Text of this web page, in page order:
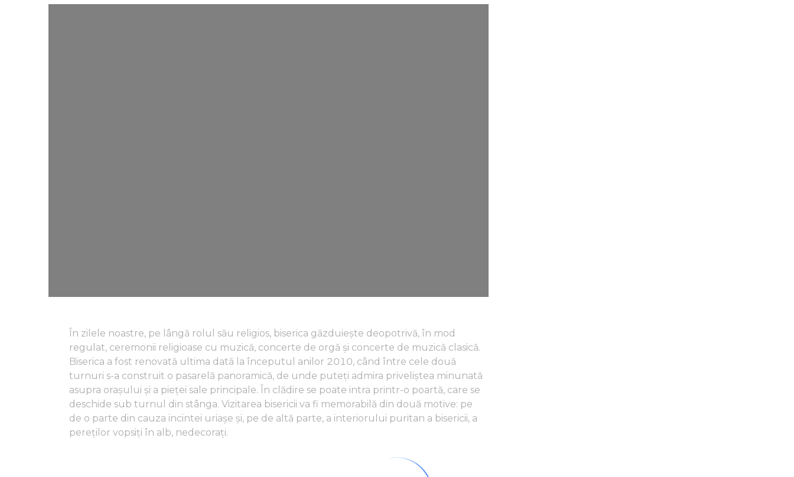
În zilele noastre, pe lângă rolul său religios, biserica găzduiește deopotrivă, în mod
regulat, ceremonii religioase cu muzică, concerte de orgă și concerte de muzică clasică.
Biserica a fost renovată ultima dată la începutul anilor 2010, când între cele două
turnuri s-a construit o pasarelă panoramică, de unde puteți admira priveliștea minunată
asupra orașului și a pieței sale principale. În clădire se poate intra printr-o poartă, care se
deschide sub turnul din stânga. Vizitarea bisericii va fi memorabilă din două motive: pe
de o parte din cauza incintei uriașe și, pe de altă parte, a interiorului puritan a bisericii, a
pereților vopsiți în alb, nedecorați.